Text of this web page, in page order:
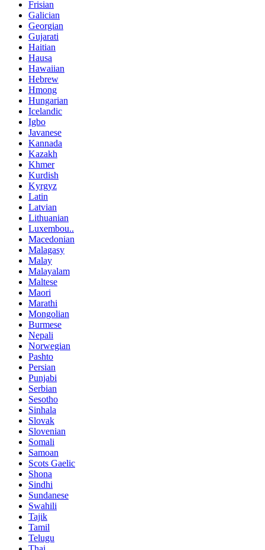
Frisian
Galician
Georgian
Gujarati
Haitian
Hausa
Hawaiian
Hebrew
Hmong
Hungarian
Icelandic
Igbo
Javanese
Kannada
Kazakh
Khmer
Kurdish
Kyrgyz
Latin
Latvian
Lithuanian
Luxembou..
Macedonian
Malagasy
Malay
Malayalam
Maltese
Maori
Marathi
Mongolian
Burmese
Nepali
Norwegian
Pashto
Persian
Punjabi
Serbian
Sesotho
Sinhala
Slovak
Slovenian
Somali
Samoan
Scots Gaelic
Shona
Sindhi
Sundanese
Swahili
Tajik
Tamil
Telugu